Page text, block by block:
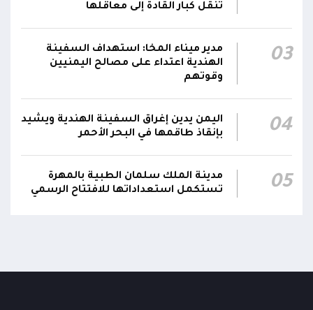
تنقل كبار القادة إلى معاقلها
03
مدير ميناء المخا: استهداف السفينة
الهندية اعتداء على مصالح اليمنيين
وقوتهم
04
اليمن يدين إغراق السفينة الهندية ويشيد
بإنقاذ طاقمها في البحر الأحمر
05
مدينة الملك سلمان الطبية بالمهرة
تستكمل استعداداتها للافتتاح الرسمي